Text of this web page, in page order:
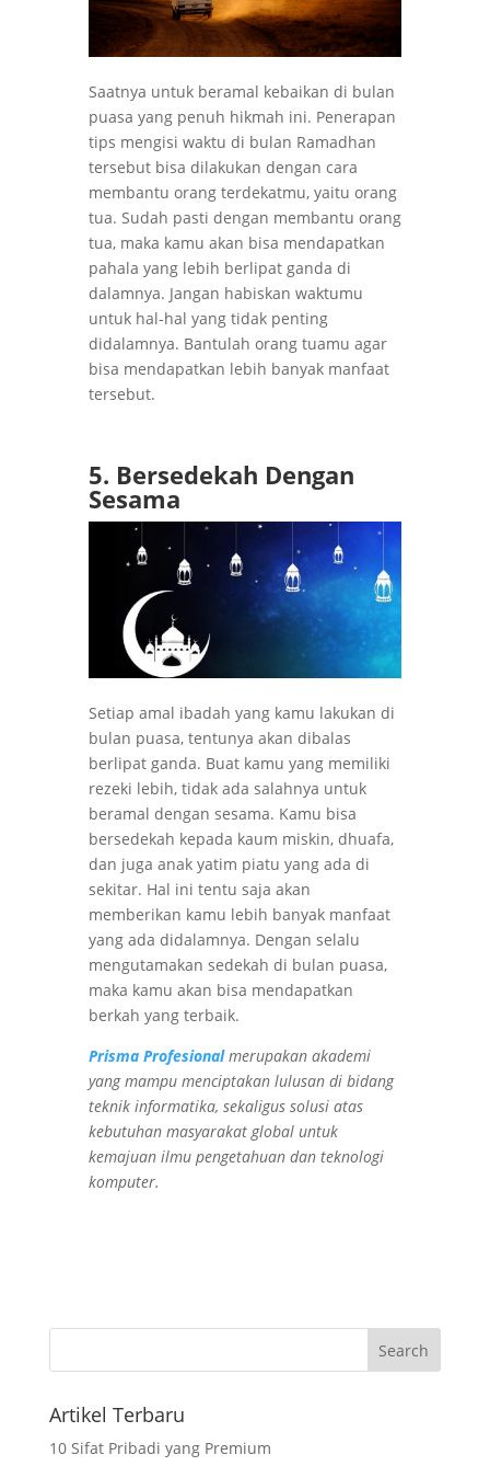
Saatnya untuk beramal kebaikan di bulan
puasa yang penuh hikmah ini. Penerapan
tips mengisi waktu di bulan Ramadhan
tersebut bisa dilakukan dengan cara
membantu orang terdekatmu, yaitu orang
tua. Sudah pasti dengan membantu orang
tua, maka kamu akan bisa mendapatkan
pahala yang lebih berlipat ganda di
dalamnya. Jangan habiskan waktumu
untuk hal-hal yang tidak penting
didalamnya. Bantulah orang tuamu agar
bisa mendapatkan lebih banyak manfaat
tersebut.
5. Bersedekah Dengan
Sesama
Setiap amal ibadah yang kamu lakukan di
bulan puasa, tentunya akan dibalas
berlipat ganda. Buat kamu yang memiliki
rezeki lebih, tidak ada salahnya untuk
beramal dengan sesama. Kamu bisa
bersedekah kepada kaum miskin, dhuafa,
dan juga anak yatim piatu yang ada di
sekitar. Hal ini tentu saja akan
memberikan kamu lebih banyak manfaat
yang ada didalamnya. Dengan selalu
mengutamakan sedekah di bulan puasa,
maka kamu akan bisa mendapatkan
berkah yang terbaik.
Prisma Profesionalmerupakan akademi
yang mampu menciptakan lulusan di bidang
teknik informatika, sekaligus solusi atas
kebutuhan masyarakat global untuk
kemajuan ilmu pengetahuan dan teknologi
komputer.
Artikel Terbaru
10 Sifat Pribadi yang Premium